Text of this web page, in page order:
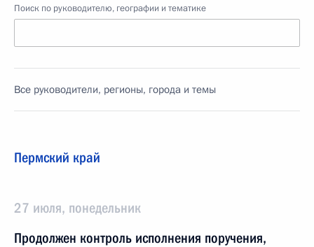
Поиск по руководителю, географии и тематике
Все руководители, регионы, города и темы
Пермский край
27 июля, понедельник
Продолжен контроль исполнения поручения,